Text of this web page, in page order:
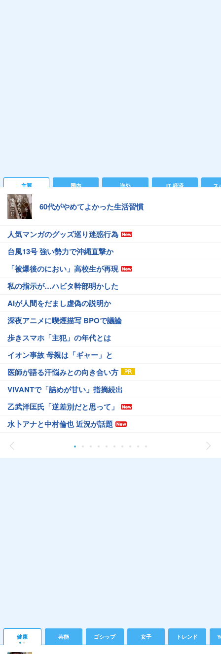
主要 国内 海外 IT 経済 ス
60代がやめてよかった生活習慣
人気マンガのグッズ巡り迷惑行為
台風13号 強い勢力で沖縄直撃か
「被爆後のにおい」高校生が再現
私の指示が…ハビタ幹部明かした
AIが人間をだまし虚偽の説明か
深夜アニメに喫煙描写 BPOで議論
歩きスマホ「主犯」の年代とは
イオン事故 母親は「ギャー」と
医師が語る汗悩みとの向き合い方
VIVANTで「詰めが甘い」指摘続出
乙武洋匡氏「逆差別だと思って」
水卜アナと中村倫也 近況が話題
健康 芸能 ゴシップ 女子 トレンド